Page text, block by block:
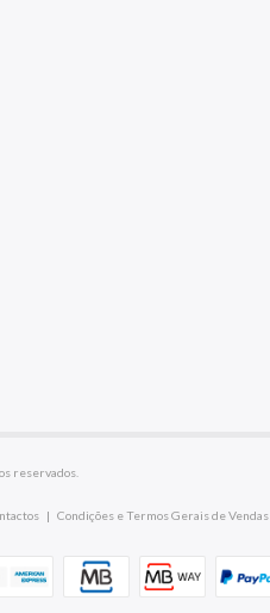
reservados.
| Condições e Termos Gerais de Vendas